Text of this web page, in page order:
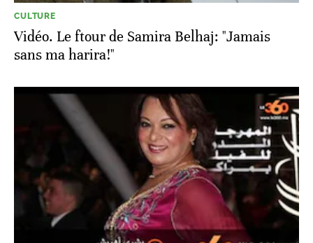
CULTURE
Vidéo. Le ftour de Samira Belhaj: "Jamais
sans ma harira!"